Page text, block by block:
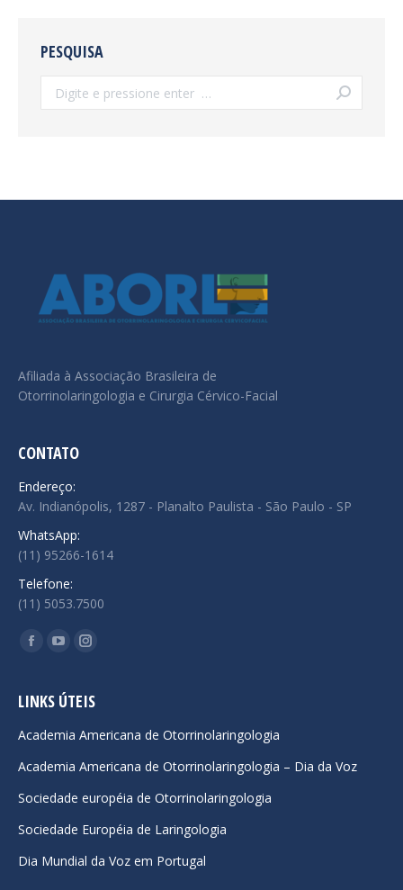
PESQUISA
Search:
Afiliada à Associação Brasileira de
Otorrinolaringologia e Cirurgia Cérvico-Facial
CONTATO
Endereço:
Av. Indianópolis, 1287 - Planalto Paulista - São Paulo - SP
WhatsApp:
(11) 95266-1614
Telefone:
(11) 5053.7500
Encontre-nos em:
Facebook
opens
new
window
YouTube
opens
new
window
Instagram
opens
new
window
LINKS ÚTEIS
Academia Americana de Otorrinolaringologia
Academia Americana de Otorrinolaringologia – Dia da Voz
Sociedade européia de Otorrinolaringologia
Sociedade Européia de Laringologia
Dia Mundial da Voz em Portugal